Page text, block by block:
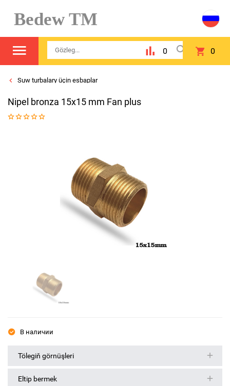
Bedew TM
0 0
Suw turbalary üçin esbaplar
Nipel bronza 15x15 mm Fan plus
В наличии
Tölegiň görnüşleri
Eltip bermek